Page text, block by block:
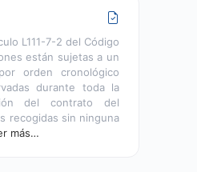
L111-7-2 del Código
están sujetas a un
orden cronológico
durante toda la
del contrato del
recogidas sin ninguna
más…